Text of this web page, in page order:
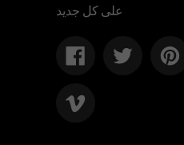
على كل جديد
Facebook Twitter